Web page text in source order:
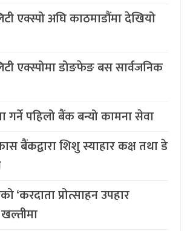
एक्स्पो अघि काठमाडौंमा देखियो
एक्स्पोमा डोङफेङ बस सार्वजनिक
गर्ने पहिलो बैंक बन्यो कामना सेवा
बैंकद्वारा शिशु स्याहार कक्ष तथा डे
‘करदाता प्रोत्साहन उपहार